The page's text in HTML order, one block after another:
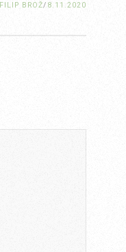
FILIP BROŽ/ 8.11.2020